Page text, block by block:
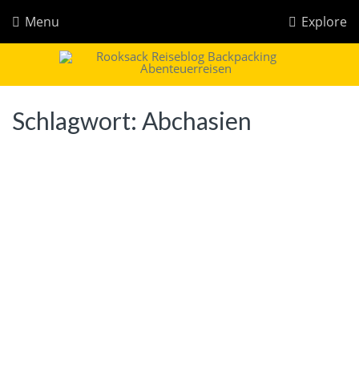
Explore
Menu
Rooksack
Reiseblog für Backpacking in Europa und der Welt
Schlagwort: Abchasien